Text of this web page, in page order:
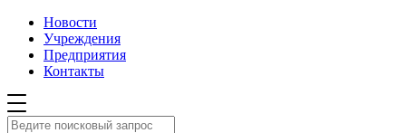
Новости
Учреждения
Предприятия
Контакты